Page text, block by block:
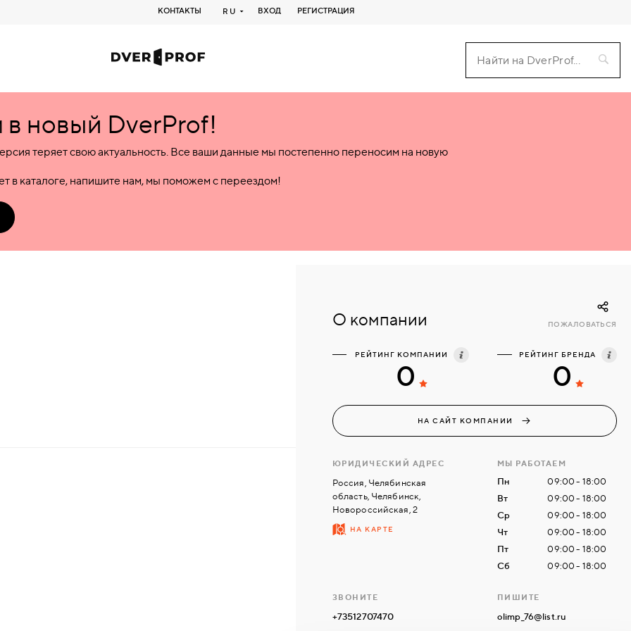
КОНТАКТЫ RU ВХОД РЕГИСТРАЦИЯ
новый DverProf!
теряет свою актуальность. Все ваши данные мы постепенно переносим на новую
в каталоге, напишите нам, мы поможем с переездом!
О компании ПОЖАЛОВАТЬСЯ
РЕЙТИНГ КОМПАНИИ
0
РЕЙТИНГ БРЕНДА
0
НА САЙТ КОМПАНИИ
ЮРИДИЧЕСКИЙ АДРЕС
Россия, Челябинская
область, Челябинск,
Новороссийская, 2
НА КАРТЕ
МЫ РАБОТАЕМ
Пн
09:00 - 18:00
Вт
09:00 - 18:00
Ср
09:00 - 18:00
Чт
09:00 - 18:00
Пт
09:00 - 18:00
Сб
09:00 - 18:00
ЗВОНИТЕ
+73512707470
ПИШИТЕ
olimp_76@list.ru